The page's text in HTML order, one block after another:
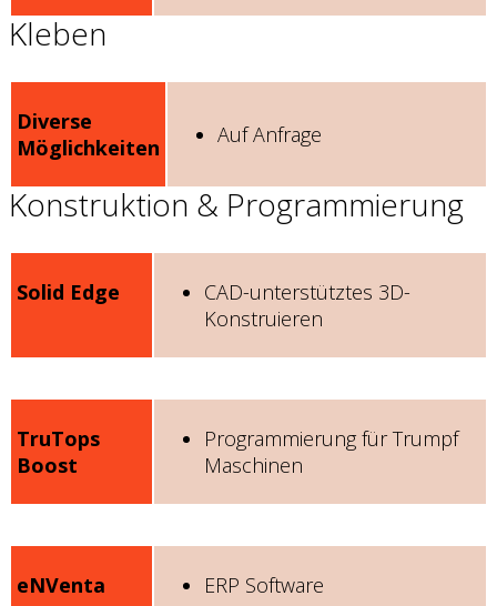
Kleben
Diverse
Möglichkeiten
Auf Anfrage
Konstruktion & Programmierung
Solid Edge
CAD-unterstütztes 3D-
Konstruieren
TruTops
Boost
Programmierung für Trumpf
Maschinen
eNVenta ERP Software